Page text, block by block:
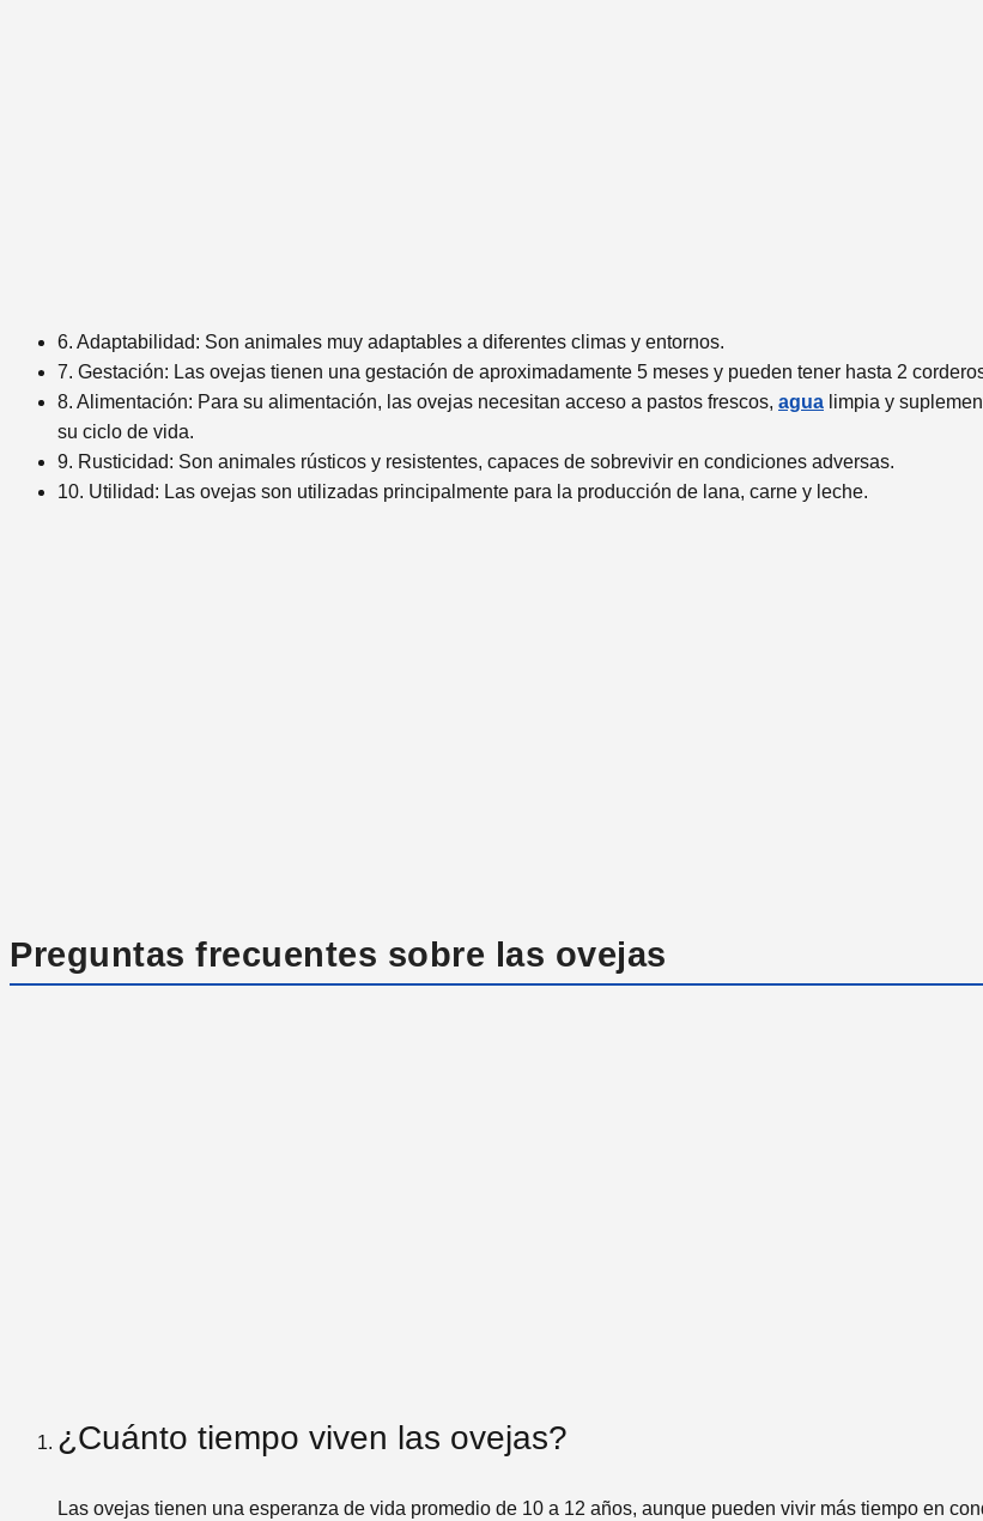
6. Adaptabilidad: Son animales muy adaptables a diferentes climas y entornos.
7. Gestación: Las ovejas tienen una gestación de aproximadamente 5 meses y pueden tener hasta 2
8. Alimentación: Para su alimentación, las ovejas necesitan acceso a pastos frescos, agua limpia y
su ciclo de vida.
9. Rusticidad: Son animales rústicos y resistentes, capaces de sobrevivir en condiciones adversas.
10. Utilidad: Las ovejas son utilizadas principalmente para la producción de lana, carne y leche.
Preguntas frecuentes sobre las ovejas
¿Cuánto tiempo viven las ovejas?
Las ovejas tienen una esperanza de vida promedio de 10 a 12 años, aunque pueden vivir más tiempo en